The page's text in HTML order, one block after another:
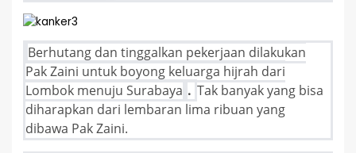
Berhutang dan tinggalkan pekerjaan dilakukan
Pak Zaini untuk boyong keluarga hijrah dari
Lombok menuju Surabaya . Tak banyak yang bisa
diharapkan dari lembaran lima ribuan yang
dibawa Pak Zaini.